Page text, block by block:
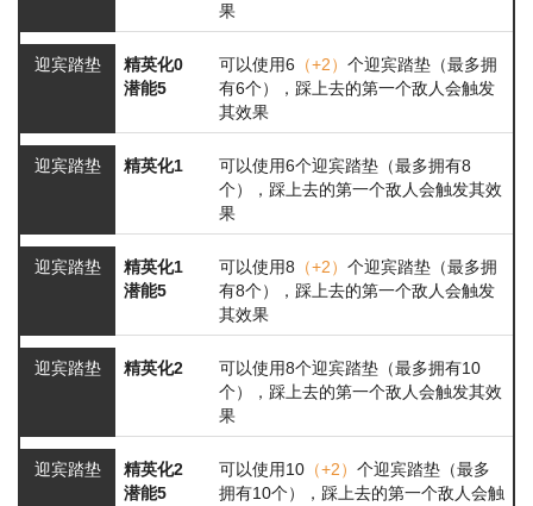
果
迎宾踏垫
精英化0
潜能5
可以使用6 （+2） 个迎宾踏垫（最多拥
有6个），踩上去的第一个敌人会触发
其效果
迎宾踏垫 精英化1
可以使用6个迎宾踏垫（最多拥有8
个），踩上去的第一个敌人会触发其效
果
迎宾踏垫
精英化1
潜能5
可以使用8 （+2） 个迎宾踏垫（最多拥
有8个），踩上去的第一个敌人会触发
其效果
迎宾踏垫 精英化2
可以使用8个迎宾踏垫（最多拥有10
个），踩上去的第一个敌人会触发其效
果
迎宾踏垫
精英化2
潜能5
可以使用10 （+2） 个迎宾踏垫（最多
拥有10个），踩上去的第一个敌人会触